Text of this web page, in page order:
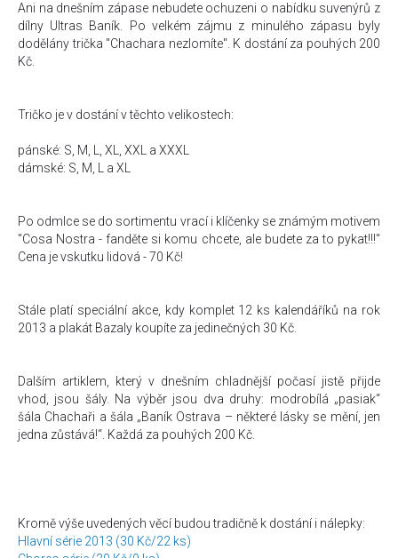
Ani na dnešním zápase nebudete ochuzeni o nabídku suvenýrů z
dílny Ultras Baník. Po velkém zájmu z minulého zápasu byly
dodělány trička "Chachara nezlomíte". K dostání za pouhých 200
Kč.
Tričko je v dostání v těchto velikostech:
pánské: S, M, L, XL, XXL a XXXL
dámské: S, M, L a XL
Po odmlce se do sortimentu vrací i klíčenky se známým motivem
"Cosa Nostra - fanděte si komu chcete, ale budete za to pykat!!!"
Cena je vskutku lidová - 70 Kč!
Stále platí speciální akce, kdy komplet 12 ks kalendáříků na rok
2013 a plakát Bazaly koupíte za jedinečných 30 Kč.
Dalším artiklem, který v dnešním chladnější počasí jistě přijde
vhod, jsou šály. Na výběr jsou dva druhy: modrobílá „pasiak“
šála Chachaři a šála „Baník Ostrava – některé lásky se mění, jen
jedna zůstává!“. Každá za pouhých 200 Kč.
Kromě výše uvedených věcí budou tradičně k dostání i nálepky:
Hlavní série 2013 (30 Kč/22 ks)